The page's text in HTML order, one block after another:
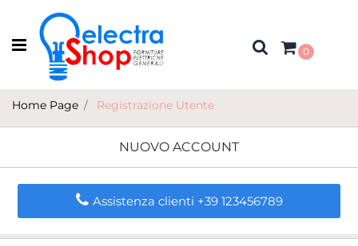
Open menu
0
Home Page Registrazione Utente
NUOVO ACCOUNT
Assistenza clienti +39 123456789